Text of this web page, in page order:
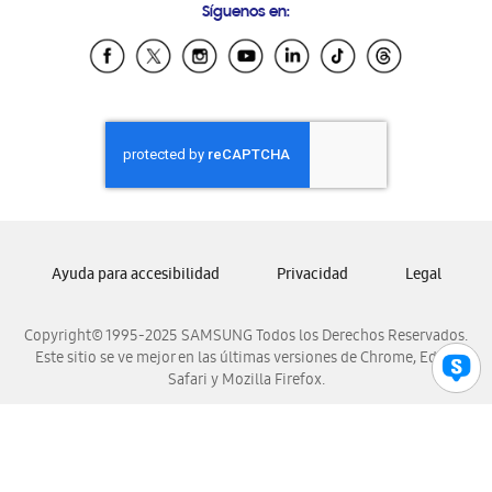
Samsung Ecuador
Samsung El Salvador
Samsung Honduras
Samsung Nicaragua
Samsung Panamá
Samsung Venezuela
Síguenos en:
Copyright© 1995-2025 SAMSUNG Todos los Derechos Reservados.
Este sitio se ve mejor en las últimas versiones de Chrome, Edge,
Safari y Mozilla Firefox.
Ayuda para accesibilidad Privacidad Legal